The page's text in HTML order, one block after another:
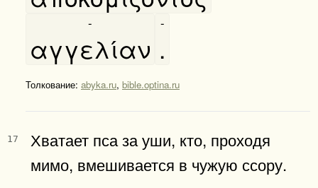
αγγελίαν
-
.
-
Толкование: abyka.ru, bible.optina.ru
17
Хватает пса за уши, кто, проходя
мимо, вмешивается в чужую ссору.